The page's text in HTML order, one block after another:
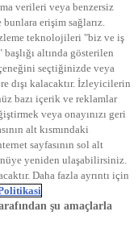
verileri veya benzersiz
erişim sağlarız.
teknolojileri "biz ve iş
altında gösterilen
seçtiğinizde veya
dışı kalacaktır. İzleyicilerin
bazı içerik ve reklamlar
veya onayınızı geri
alt kısmındaki
sayfasının sol alt
yeniden ulaşabilirsiniz.
Daha fazla ayrıntı için
şu amaçlarla